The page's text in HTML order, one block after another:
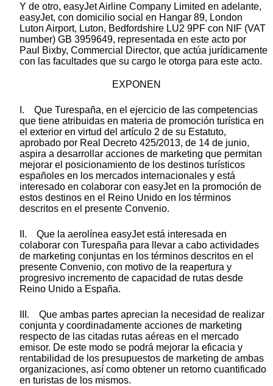
Y de otro, easyJet Airline Company Limited en adelante,
easyJet, con domicilio social en Hangar 89, London
Luton Airport, Luton, Bedfordshire LU2 9PF con NIF (VAT
number) GB 3959649, representada en este acto por
Paul Bixby, Commercial Director, que actúa jurídicamente
con las facultades que su cargo le otorga para este acto.
EXPONEN
I. Que Turespaña, en el ejercicio de las competencias
que tiene atribuidas en materia de promoción turística en
el exterior en virtud del artículo 2 de su Estatuto,
aprobado por Real Decreto 425/2013, de 14 de junio,
aspira a desarrollar acciones de marketing que permitan
mejorar el posicionamiento de los destinos turísticos
españoles en los mercados internacionales y está
interesado en colaborar con easyJet en la promoción de
estos destinos en el Reino Unido en los términos
descritos en el presente Convenio.
II. Que la aerolínea easyJet está interesada en
colaborar con Turespaña para llevar a cabo actividades
de marketing conjuntas en los términos descritos en el
presente Convenio, con motivo de la reapertura y
progresivo incremento de capacidad de rutas desde
Reino Unido a España.
III. Que ambas partes aprecian la necesidad de realizar
conjunta y coordinadamente acciones de marketing
respecto de las citadas rutas aéreas en el mercado
emisor. De este modo se podrá mejorar la eficacia y
rentabilidad de los presupuestos de marketing de ambas
organizaciones, así como obtener un retorno cuantificado
en turistas de los mismos.